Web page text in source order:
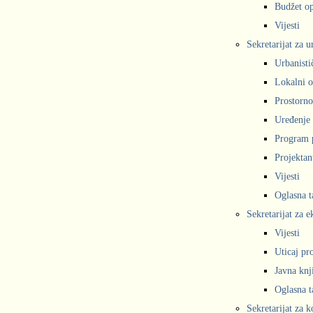
Budžet
Vijesti
Sekretarijat za
Lokalni
Program
Vijesti
Oglasna
Sekretarijat za
Vijesti
Uticaj
Javna
Oglasna
Sekretarijat za